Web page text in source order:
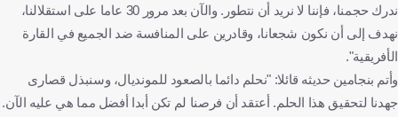
ندرك حجمنا، فإننا لا نريد أن نتطور. والآن بعد مرور 30 عاما على استقلالنا،
نهدف إلى أن نكون شجعانا، وقادرين على المنافسة ضد الجميع في القارة
الأفريقية".
وأتم بنجامين حديثه قائلا: "نحلم دائما بالصعود للمونديال، وسنبذل قصارى
جهدنا لتحقيق هذا الحلم. أعتقد أن فرصنا لم تكن أبدا أفضل مما هي عليه الآن.